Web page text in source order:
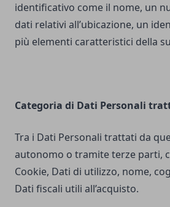
identificativo come il nome, un
dati relativi all’ubicazione, un
più elementi caratteristici della
Categoria di Dati Personali
Tra i Dati Personali trattati da
autonomo o tramite terze parti,
Cookie, Dati di utilizzo, nome,
Dati fiscali utili all’acquisto.